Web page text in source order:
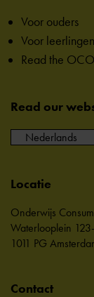
Voor ouders
Voor
Read the
Read our
Locatie
Onderwijs
Waterlooplein
1011 PG
Contact